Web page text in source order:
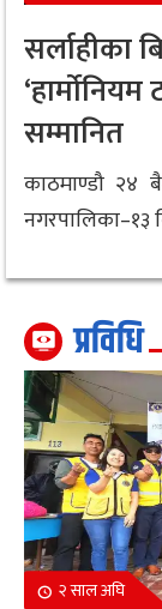
सर्लाहीका
सम्मानित
काठमाण्डौ २४
नगरपालिका–१३
प्रविधि
२ साल अघि